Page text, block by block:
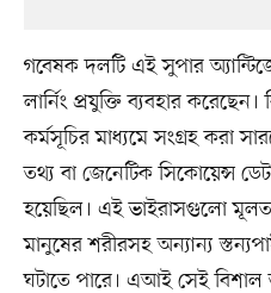
গবেষক দলটি এই সুপার
লার্নিং প্রযুক্তি ব্যবহার করেছেন।
কর্মসূচির মাধ্যমে সংগ্রহ করা
তথ্য বা জেনেটিক সিকোয়েন্স
হয়েছিল। এই ভাইরাসগুলো মূলত
মানুষের শরীরসহ অন্যান্য
ঘটাতে পারে। এআই সেই বিশাল